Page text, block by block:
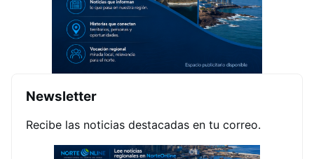
Newsletter
Recibe las noticias destacadas en tu correo.